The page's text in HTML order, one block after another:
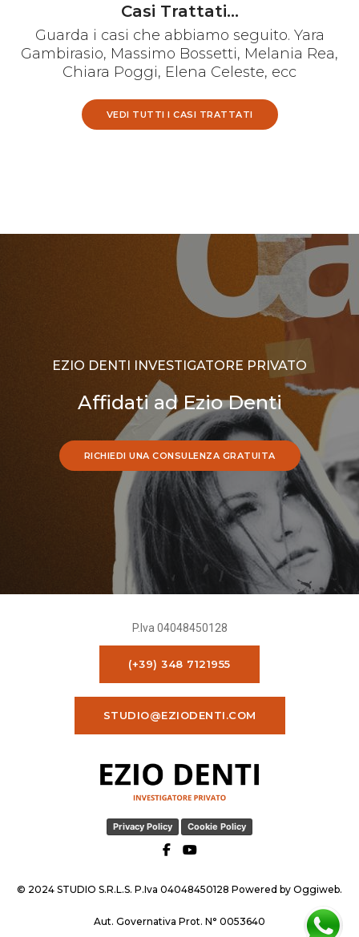
Casi Trattati...
Guarda i casi che abbiamo seguito. Yara
Gambirasio, Massimo Bossetti, Melania Rea,
Chiara Poggi, Elena Celeste, ecc
VEDI TUTTI I CASI TRATTATI
EZIO DENTI INVESTIGATORE PRIVATO
Affidati ad Ezio Denti
RICHIEDI UNA CONSULENZA GRATUITA
P.Iva 04048450128
(+39) 348 7121955
STUDIO@EZIODENTI.COM
Privacy Policy Cookie Policy
© 2024 STUDIO S.R.L.S. P.Iva 04048450128 Powered by Oggiweb.
Aut. Governativa Prot. N° 0053640